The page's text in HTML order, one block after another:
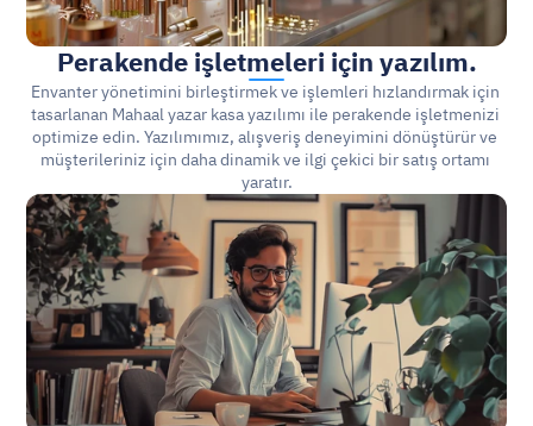
Perakende işletmeleri için yazılım.
Envanter yönetimini birleştirmek ve işlemleri hızlandırmak için
tasarlanan Mahaal yazar kasa yazılımı ile perakende işletmenizi
optimize edin. Yazılımımız, alışveriş deneyimini dönüştürür ve
müşterileriniz için daha dinamik ve ilgi çekici bir satış ortamı
yaratır.